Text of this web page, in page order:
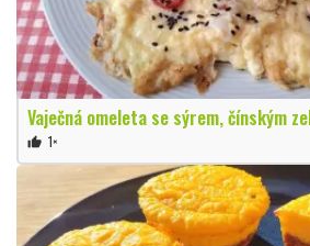
Vaječná omeleta se sýrem, čínským
thumb_up 1×